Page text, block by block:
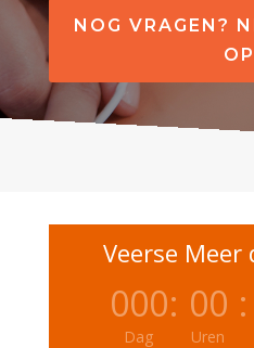
NOG VRAGEN?
Veerse Meer
000
Dag
: 00
Uren
: